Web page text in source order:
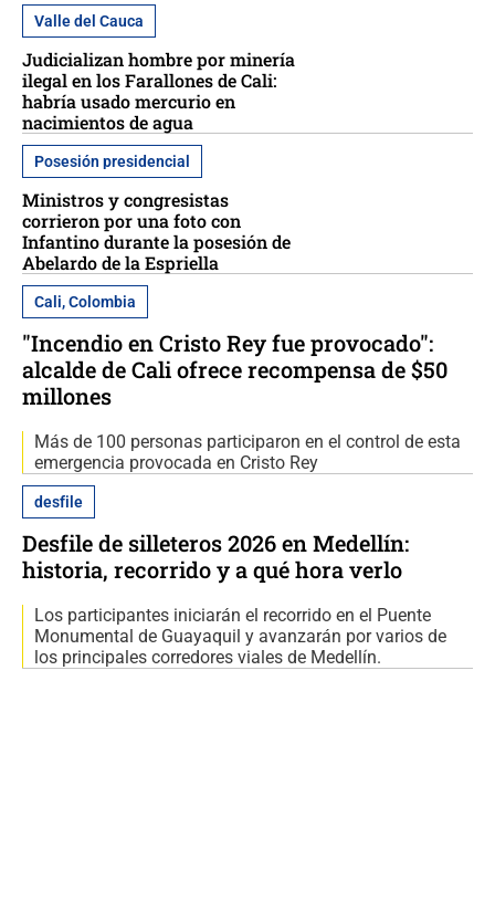
Valle del Cauca
Judicializan hombre por minería
ilegal en los Farallones de Cali:
habría usado mercurio en
nacimientos de agua
Posesión presidencial
Ministros y congresistas
corrieron por una foto con
Infantino durante la posesión de
Abelardo de la Espriella
Cali, Colombia
"Incendio en Cristo Rey fue provocado":
alcalde de Cali ofrece recompensa de $50
millones
Más de 100 personas participaron en el control de esta
emergencia provocada en Cristo Rey
desfile
Desfile de silleteros 2026 en Medellín:
historia, recorrido y a qué hora verlo
Los participantes iniciarán el recorrido en el Puente
Monumental de Guayaquil y avanzarán por varios de
los principales corredores viales de Medellín.